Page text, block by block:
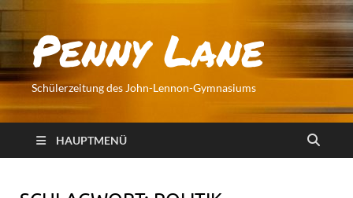
Penny Lane
Schülerzeitung des John-Lennon-Gymnasiums
HAUPTMENÜ